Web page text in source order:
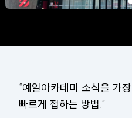
“예일아카데미 소식을 가장
빠르게 접하는 방법.”